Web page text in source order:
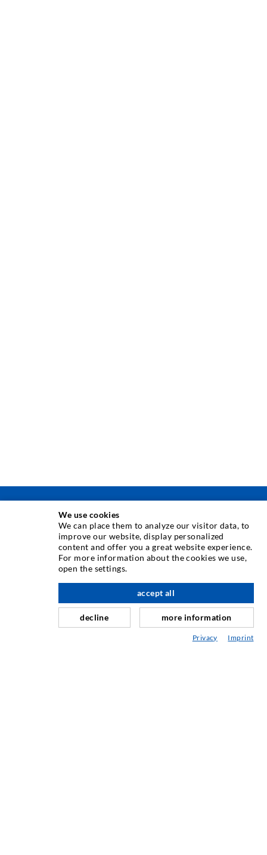
ΤΕΧΝΟΛΟΓΙΑ ΕΓΧΥΣΗΣ
Εγχύσεις σε ρωγμές
Οριζόντια σφράγιση
Έγχυση τοιχοποιίας / κουρτίνας
Επισκευή αρμών
Ορυχεία και Τούνελ
We use cookies
We can place them to analyze our visitor data, to
improve our website, display personalized
content and offer you a great website experience.
For more information about the cookies we use,
open the settings.
decline
accept all
more information
Privacy Imprint